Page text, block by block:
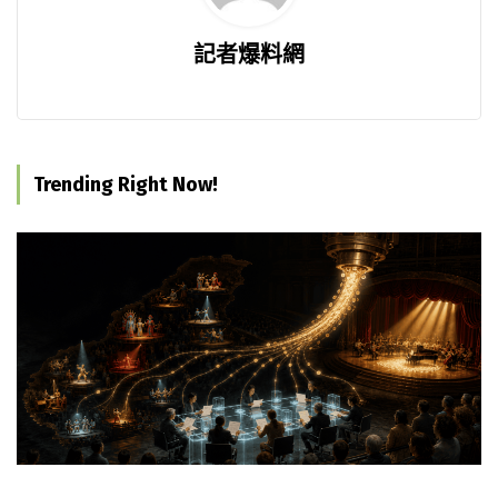
記者爆料網
Trending Right Now!